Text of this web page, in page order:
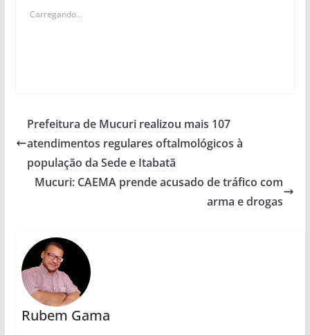
Carregando...
Prefeitura de Mucuri realizou mais 107
atendimentos regulares oftalmológicos à
população da Sede e Itabatã
Mucuri: CAEMA prende acusado de tráfico com
arma e drogas
Rubem Gama